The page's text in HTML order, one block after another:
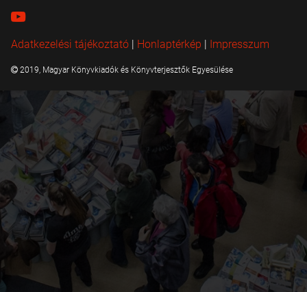
Adatkezelési tájékoztató | Honlaptérkép | Impresszum
2019, Magyar Könyvkiadók és Könyvterjesztők Egyesülése